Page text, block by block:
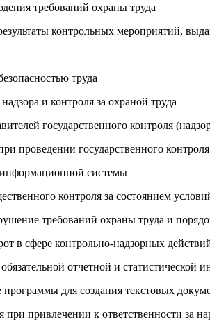
требований охраны труда
контрольных мероприятий,
труда
и контроля за охраной труда
государственного контроля
проведении государственного
системы
контроля за состоянием
требований охраны труда и
в сфере контрольно-надзорных
отчетной и статистической
для создания текстовых
привлечении к ответственности за